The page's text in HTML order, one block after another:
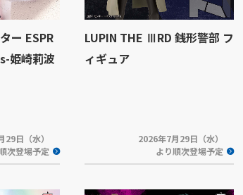
ー ESPR
姫崎莉波
29日（水）
次登場予定
LUPIN THE ⅢRD 銭形警部 フ
ィギュア
2026年7月29日（水）
より順次登場予定